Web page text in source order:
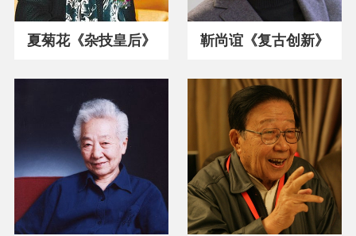
夏菊花《杂技皇后》 靳尚谊《复古创新》